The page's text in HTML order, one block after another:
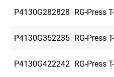
P4130G282828 RG-Press
P4130G352235 RG-Press
P4130G422242 RG-Press